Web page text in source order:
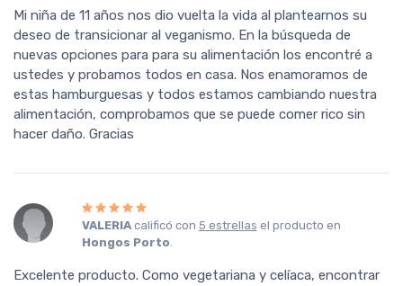
Mi niña de 11 años nos dio vuelta la vida al plantearnos su
deseo de transicionar al veganismo. En la búsqueda de
nuevas opciones para para su alimentación los encontré a
ustedes y probamos todos en casa. Nos enamoramos de
estas hamburguesas y todos estamos cambiando nuestra
alimentación, comprobamos que se puede comer rico sin
hacer daño. Gracias
VALERIAcalificó con 5 estrellas el producto en
Hongos Porto.
Excelente producto. Como vegetariana y celíaca, encontrar